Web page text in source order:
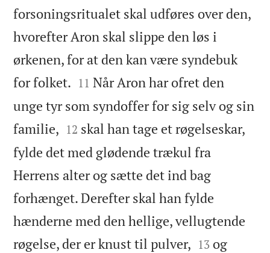
forsoningsritualet skal udføres over den,
hvorefter Aron skal slippe den løs i
ørkenen, for at den kan være syndebuk
for folket. 

11 Når Aron har ofret den
unge tyr som syndoffer for sig selv og sin
familie, 

12 skal han tage et røgelseskar,
fylde det med glødende trækul fra
Herrens alter og sætte det ind bag
forhænget. Derefter skal han fylde
hænderne med den hellige, vellugtende
røgelse, der er knust til pulver, 

13 og